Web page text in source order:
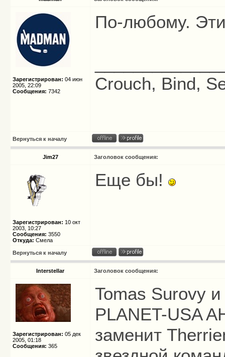
Зарегистрирован: 04 июн
2005, 22:09
Сообщения: 7342
По-любому. Эти
Crouch, Bind,
Вернуться к началу
Jim27 Заголовок сообщения:
Зарегистрирован: 10 окт
2003, 10:27
Сообщения: 3550
Откуда: Смела
Еще бы!
Вернуться к началу
Interstellar Заголовок сообщения:
Зарегистрирован: 05 дек
2005, 01:18
Сообщения: 365
Tomas Surovy
PLANET-USA
заменит